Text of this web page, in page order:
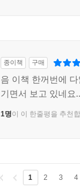
종이책 구매
음 이책 한꺼번에
기면서 보고 있네요
1명이 이 한줄평을 추천
1 2 3 4